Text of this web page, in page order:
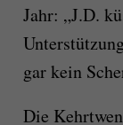
Jahr: „J.D.
gar kein
Die